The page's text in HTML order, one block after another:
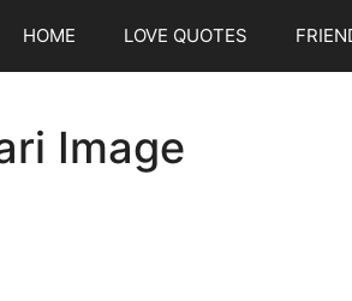
HOME LOVE QUOTES
Image